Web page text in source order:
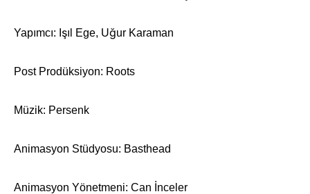
Yapımcı: Işıl Ege, Uğur Karaman
Post Prodüksiyon: Roots
Müzik: Persenk
Animasyon Stüdyosu: Basthead
Animasyon Yönetmeni: Can İnceler